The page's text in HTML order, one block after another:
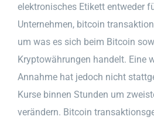
elektronisches Etikett entweder
Unternehmen, bitcoin
um was es sich beim Bitcoin
Kryptowährungen handelt. Eine
Annahme hat jedoch nicht
Kurse binnen Stunden um
verändern. Bitcoin